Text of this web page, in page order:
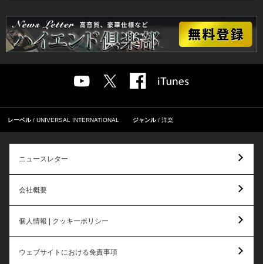
レーベル UNIVERSAL INTERNATIONAL ジャンル 洋楽
ニュースレター
会社概要
個人情報 | クッキーポリシー
ウェブサイトにおける免責事項